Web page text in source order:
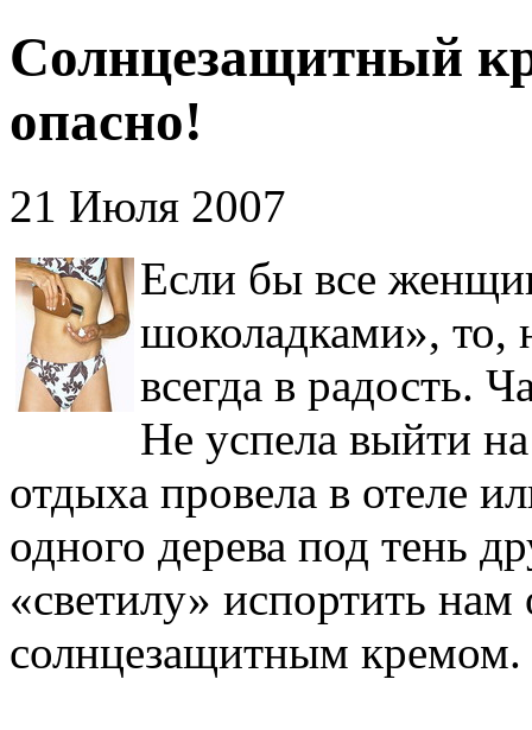
Солнцезащитный
опасно!
21 Июля 2007
Если бы все
шоколадками», то,
всегда в радость.
Не успела выйти
отдыха провела в отеле
одного дерева под тень
«светилу» испортить
солнцезащитным кремом.